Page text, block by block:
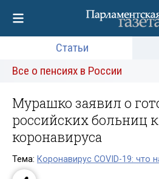
Статьи
Все о пенсиях в России
Мурашко заявил о
российских больниц
коронавируса
Тема: Коронавирус COVID-19: что